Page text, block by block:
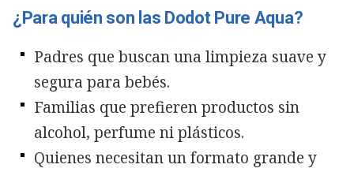
¿Para quién son las Dodot Pure Aqua?
Padres que buscan una limpieza suave y
segura para bebés.
Familias que prefieren productos sin
alcohol, perfume ni plásticos.
Quienes necesitan un formato grande y